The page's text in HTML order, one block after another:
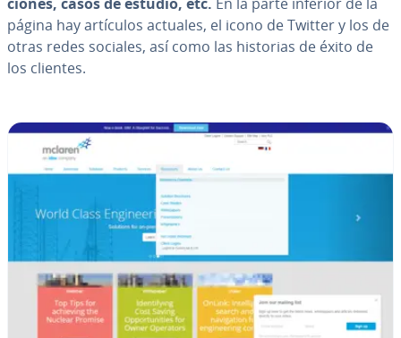
página hay artículos actuales, el icono de Twitter y los de
otras redes sociales, así como las historias de éxito de
los clientes.